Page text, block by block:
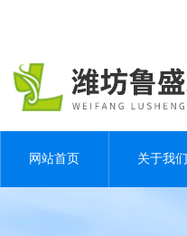
网站首页 关于我们